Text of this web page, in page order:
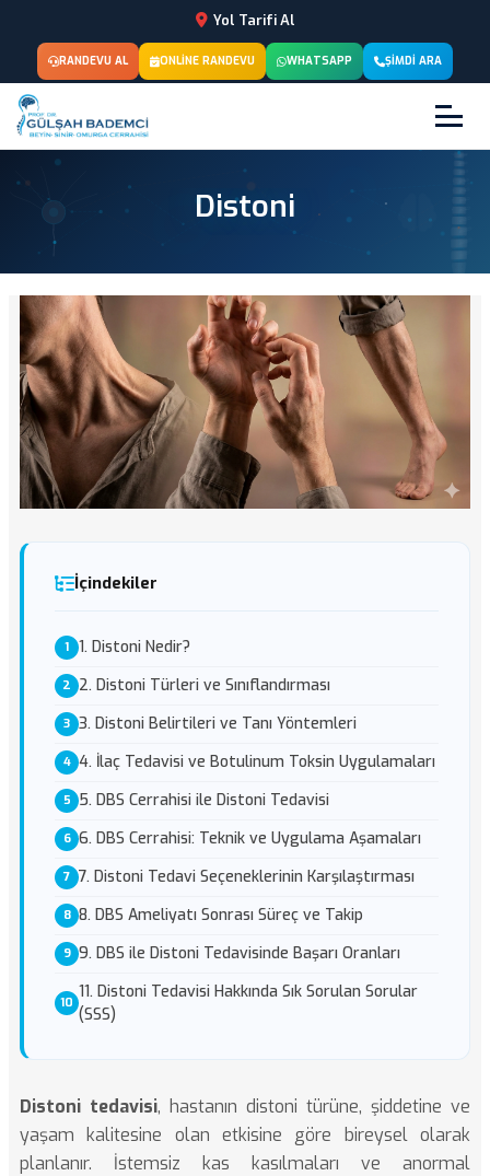
Yol Tarifi Al
RANDEVU AL ONLINE RANDEVU WHATSAPP ŞIMDI ARA
Distoni
İçindekiler
1. Distoni Nedir?
2. Distoni Türleri ve Sınıflandırması
3. Distoni Belirtileri ve Tanı Yöntemleri
4. İlaç Tedavisi ve Botulinum Toksin Uygulamaları
5. DBS Cerrahisi ile Distoni Tedavisi
6. DBS Cerrahisi: Teknik ve Uygulama Aşamaları
7. Distoni Tedavi Seçeneklerinin Karşılaştırması
8. DBS Ameliyatı Sonrası Süreç ve Takip
9. DBS ile Distoni Tedavisinde Başarı Oranları
11. Distoni Tedavisi Hakkında Sık Sorulan Sorular
(SSS)
Distoni tedavisi, hastanın distoni türüne, şiddetine ve
yaşam kalitesine olan etkisine göre bireysel olarak
planlanır. İstemsiz kas kasılmaları ve anormal